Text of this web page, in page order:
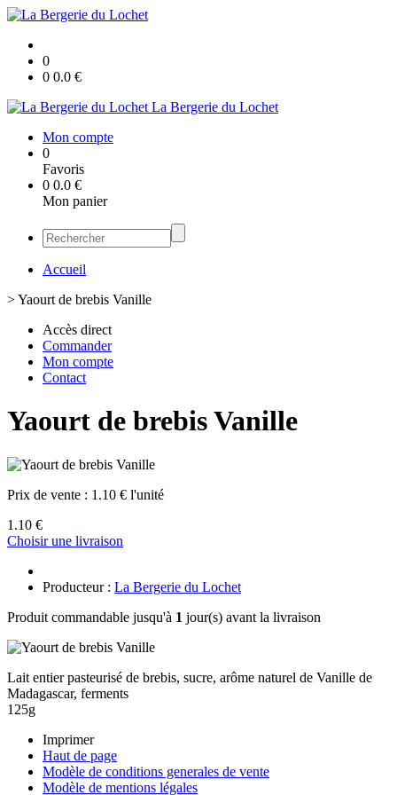
0
0 0.0 €
La Bergerie du Lochet
Mon compte
0
Favoris
0 0.0 €
Mon panier
Accueil
>Yaourt de brebis Vanille
Accès direct
Commander
Mon compte
Contact
Yaourt de brebis Vanille
Prix de vente : 1.10 € l'unité
1.10 €
Choisir une livraison
Producteur : La Bergerie du Lochet
Produit commandable jusqu'à 1 jour(s) avant la livraison
Lait entier pasteurisé de brebis, sucre, arôme naturel de Vanille de
Madagascar, ferments
125g
Imprimer
Haut de page
Modèle de conditions generales de vente
Modèle de mentions légales